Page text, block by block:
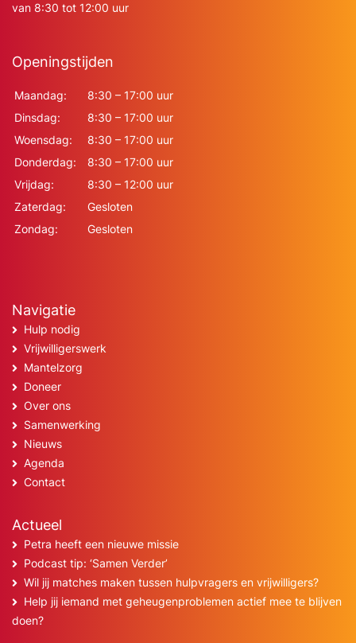
van 8:30 tot 12:00 uur
Openingstijden
Maandag:
8:30 – 17:00 uur
Dinsdag:
8:30 – 17:00 uur
Woensdag:
8:30 – 17:00 uur
Donderdag:
8:30 – 17:00 uur
Vrijdag:
8:30 – 12:00 uur
Zaterdag:
Gesloten
Zondag:
Gesloten
Navigatie
Hulp nodig
Vrijwilligerswerk
Mantelzorg
Doneer
Over ons
Samenwerking
Nieuws
Agenda
Contact
Actueel
Petra heeft een nieuwe missie
Podcast tip: ‘Samen Verder’
Wil jij matches maken tussen hulpvragers en vrijwilligers?
Help jij iemand met geheugenproblemen actief mee te blijven
doen?